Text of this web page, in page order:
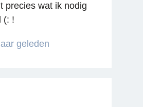
precies wat ik nodig
(: !
geleden